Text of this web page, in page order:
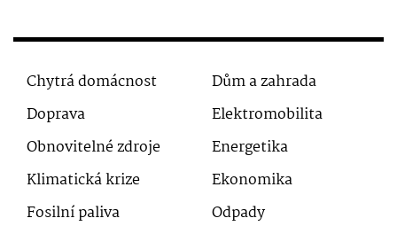
Chytrá domácnost
Dům a zahrada
Doprava
Elektromobilita
Obnovitelné zdroje
Energetika
Klimatická krize
Ekonomika
Fosilní paliva
Odpady